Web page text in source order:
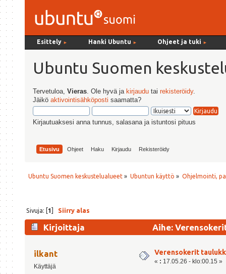
Esittely ► Hanki Ubuntu ► Ohjeet ja tuki ►
Ubuntu Suomen
Tervetuloa,Vieras . Ole hyvä ja kirjaudu tairekisteröidy.
Jäiköaktivointisähköposti saamatta?
Kirjautuaksesi anna tunnus, salasana ja istuntosi pituus
Etusivu Ohjeet Haku Kirjaudu Rekisteröidy
Ubuntu Suomen keskustelualueet » Ubuntun käyttö » Ohjelmointi,
Sivuja: [1] Siirry alas
Kirjoittaja Aihe:
ilkant
Käyttäjä
Verensokerit
« : 17.05.26 - klo:00.15 »